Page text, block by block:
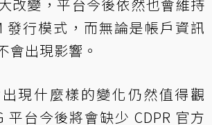
改變，平台今後依然也會維持
發行模式，而無論是帳戶資訊
會出現影響。
現什麼樣的變化仍然值得觀
平台今後將會缺少 CDPR 官方